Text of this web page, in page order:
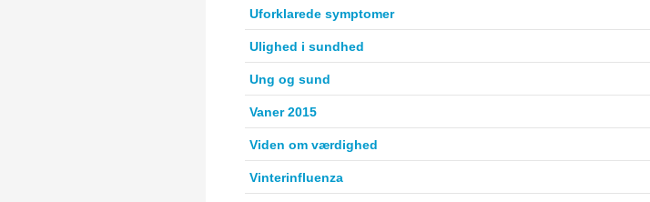
Uforklarede symptomer
Ulighed i sundhed
Ung og sund
Vaner 2015
Viden om værdighed
Vinterinfluenza